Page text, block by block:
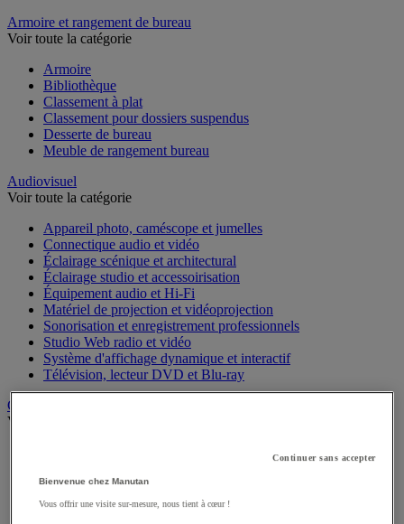
Armoire et rangement de bureau
Voir toute la catégorie
Armoire
Bibliothèque
Classement à plat
Classement pour dossiers suspendus
Desserte de bureau
Meuble de rangement bureau
Audiovisuel
Voir toute la catégorie
Appareil photo, caméscope et jumelles
Connectique audio et vidéo
Éclairage scénique et architectural
Éclairage studio et accessoirisation
Équipement audio et Hi-Fi
Matériel de projection et vidéoprojection
Sonorisation et enregistrement professionnels
Studio Web radio et vidéo
Système d'affichage dynamique et interactif
Télévision, lecteur DVD et Blu-ray
Chauffage, climatisation et traitement de l'air
Voir toute la catégorie
Rafraîchisseur d'air
Traitement de l'air
Continuer sans accepter
Bienvenue chez Manutan
Vous offrir une visite sur-mesure, nous tient à cœur !